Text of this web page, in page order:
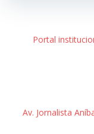
Post
Portal
Av. Jornalista